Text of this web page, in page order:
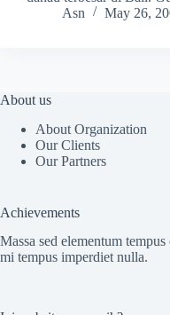
Asn
May 26,
About us
About Organization
Our Clients
Our Partners
Achievements
Massa sed elementum
mi tempus imperdiet nulla.